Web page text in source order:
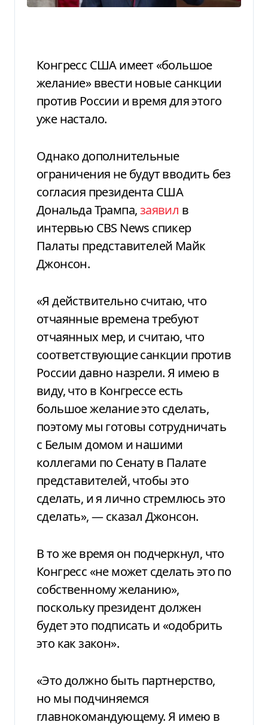
Конгресс США имеет «большое
желание» ввести новые санкции
против России и время для этого
уже настало.
Однако дополнительные
ограничения не будут вводить без
согласия президента США
Дональда Трампа,заявил в
интервью CBS News спикер
Палаты представителей Майк
Джонсон.
«Я действительно считаю, что
отчаянные времена требуют
отчаянных мер, и считаю, что
соответствующие санкции против
России давно назрели. Я имею в
виду, что в Конгрессе есть
большое желание это сделать,
поэтому мы готовы сотрудничать
с Белым домом и нашими
коллегами по Сенату в Палате
представителей, чтобы это
сделать, и я лично стремлюсь это
сделать», — сказал Джонсон.
В то же время он подчеркнул, что
Конгресс «не может сделать это по
собственному желанию»,
поскольку президент должен
будет это подписать и «одобрить
это как закон».
«Это должно быть партнерство,
но мы подчиняемся
главнокомандующему. Я имею в